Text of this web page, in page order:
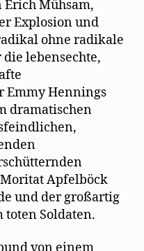
Erich Mühsam,
Explosion und
ohne radikale
lebensechte,
Emmy Hennings
dramatischen
Apfelböck
und der großartig
toten Soldaten.